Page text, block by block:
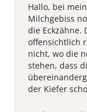
Hallo, bei
Milchgebiss
die Eckzähne.
offensichtlich
nicht, wo die
stehen, dass
der Kiefer